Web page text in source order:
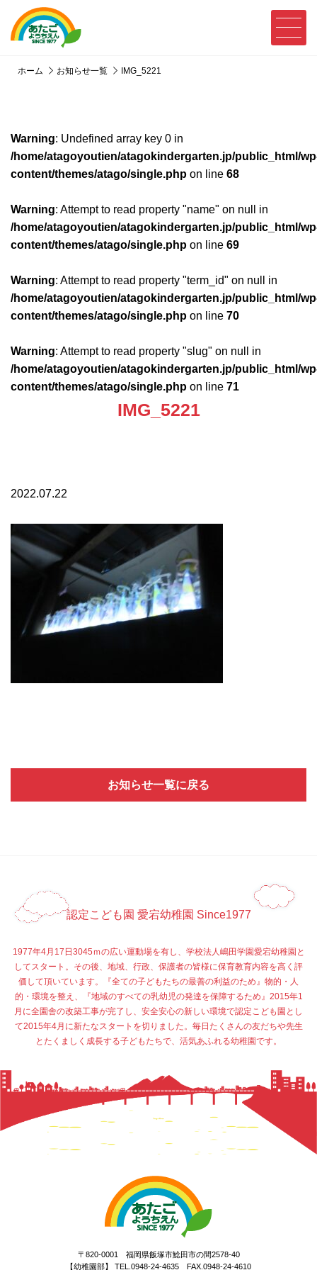
ホーム お知らせ一覧 IMG_5221
Warning: Undefined array key 0 in
/home/atagoyoutien/atagokindergarten.jp/public_html/
content/themes/atago/single.php on line 68
Warning: Attempt to read property "name" on null in
/home/atagoyoutien/atagokindergarten.jp/public_html/
content/themes/atago/single.php on line 69
Warning: Attempt to read property "term_id" on null in
/home/atagoyoutien/atagokindergarten.jp/public_html/
content/themes/atago/single.php on line 70
Warning: Attempt to read property "slug" on null in
/home/atagoyoutien/atagokindergarten.jp/public_html/
content/themes/atago/single.php on line 71
IMG_5221
2022.07.22
お知らせ一覧に戻る
認定こども園 愛宕幼稚園 Since1977
1977年4月17日3045ｍの広い運動場を有し、学校法人嶋田学園愛宕幼稚園と
してスタート。その後、地域、行政、保護者の皆様に保育教育内容を高く評
価して頂いています。『全ての子どもたちの最善の利益のため』物的・人
的・環境を整え、『地域のすべての乳幼児の発達を保障するため』2015年1
月に全園舎の改築工事が完了し、安全安心の新しい環境で認定こども園とし
て2015年4月に新たなスタートを切りました。毎日たくさんの友だちや先生
とたくましく成長する子どもたちで、活気あふれる幼稚園です。
〒820-0001 福岡県飯塚市鯰田市の間2578-40
【幼稚園部】 TEL.0948-24-4635 FAX.0948-24-4610